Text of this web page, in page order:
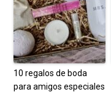
10 regalos de boda
para amigos especiales